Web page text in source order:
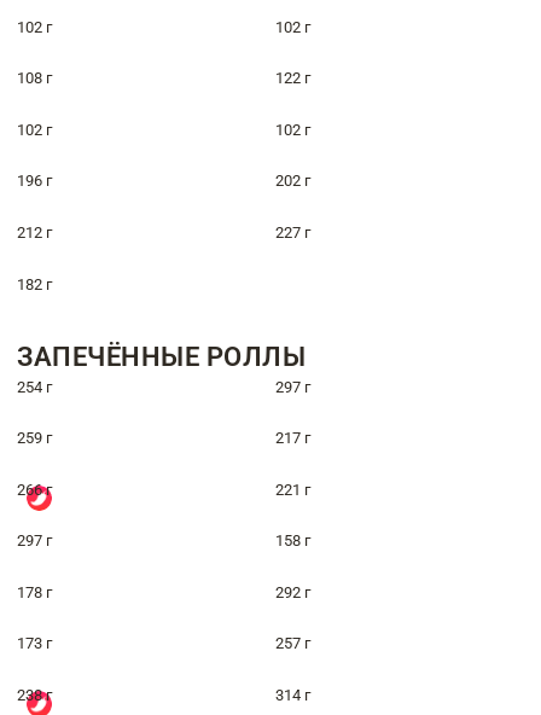
102 г 102 г
108 г 122 г
102 г 102 г
196 г 202 г
212 г 227 г
182 г
ЗАПЕЧЁННЫЕ РОЛЛЫ
254 г 297 г
259 г 217 г
266 г 221 г
297 г 158 г
178 г 292 г
173 г 257 г
238 г 314 г